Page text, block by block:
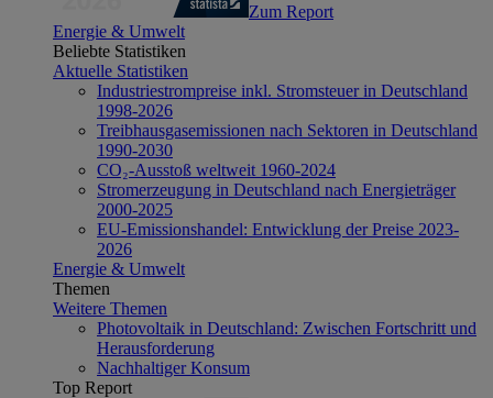
Zum Report
Energie & Umwelt
Beliebte Statistiken
Aktuelle Statistiken
Industriestrompreise inkl. Stromsteuer in Deutschland
1998-2026
Treibhausgasemissionen nach Sektoren in Deutschland
1990-2030
CO₂-Ausstoß weltweit 1960-2024
Stromerzeugung in Deutschland nach Energieträger
2000-2025
EU-Emissionshandel: Entwicklung der Preise 2023-
2026
Energie & Umwelt
Themen
Weitere Themen
Photovoltaik in Deutschland: Zwischen Fortschritt und
Herausforderung
Nachhaltiger Konsum
Top Report